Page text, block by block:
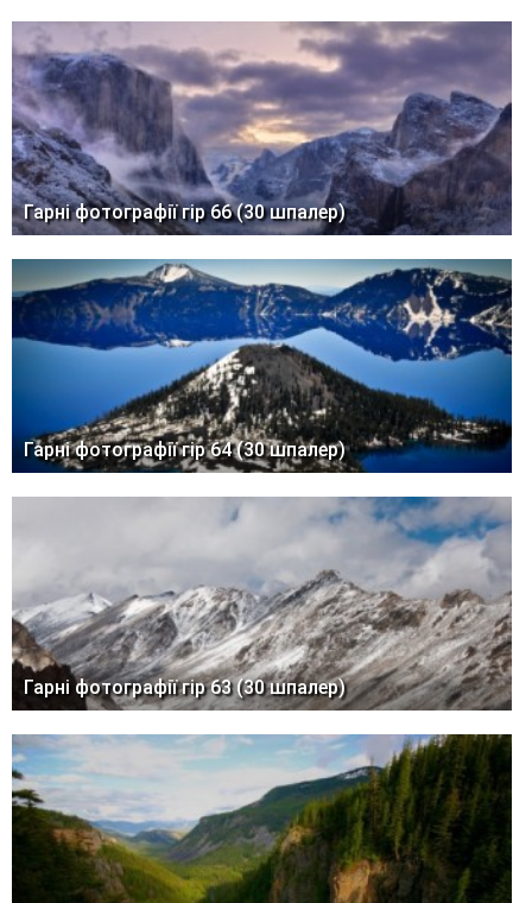
Гарні фотографії гір 66 (30 шпалер)
Гарні фотографії гір 64 (30 шпалер)
Гарні фотографії гір 63 (30 шпалер)